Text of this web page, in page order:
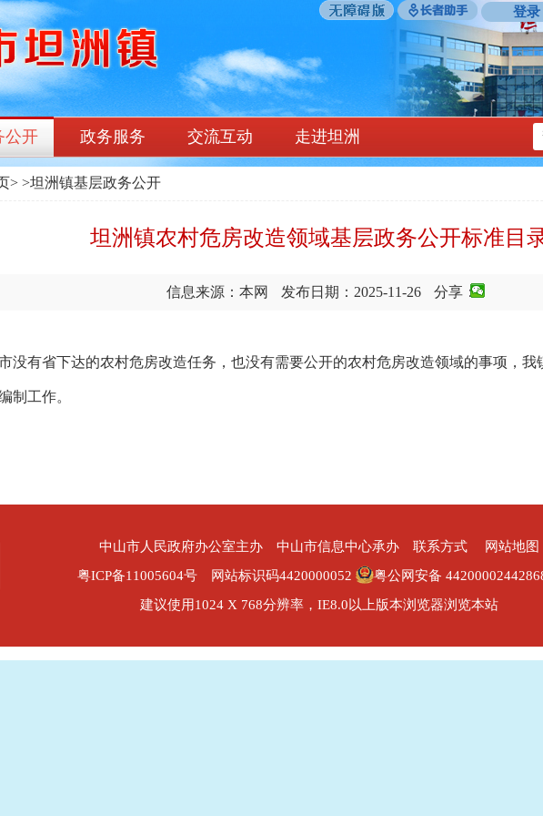
登录
公开 政务服务 交流互动 走进坦洲
> >坦洲镇基层政务公开
坦洲镇农村危房改造领域基层政务公开标准目
信息来源：本网 发布日期：2025-11-26 分享：
有省下达的农村危房改造任务，也没有需要公开的农村危房改造领域的事项，我
制工作。
中山市人民政府办公室主办 中山市信息中心承办 联系方式
网站地图
粤ICP备11005604号 网站标识码4420000052
粤公网安备
建议使用1024 X 768分辨率，IE8.0以上版本浏览器浏览本站